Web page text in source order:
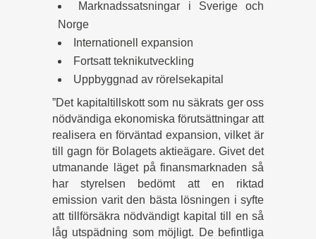
Marknadssatsningar i Sverige och
Norge
Internationell expansion
Fortsatt teknikutveckling
Uppbyggnad av rörelsekapital
”Det kapitaltillskott som nu säkrats ger oss
nödvändiga ekonomiska förutsättningar att
realisera en förväntad expansion, vilket är
till gagn för Bolagets aktieägare. Givet det
utmanande läget på finansmarknaden så
har styrelsen bedömt att en riktad
emission varit den bästa lösningen i syfte
att tillförsäkra nödvändigt kapital till en så
låg utspädning som möjligt. De befintliga